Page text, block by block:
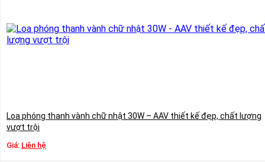
Loa phóng thanh vành chữ nhật 30W – AAV thiết kế đẹp, chất lượng
vượt trội
Giá: Liên hệ